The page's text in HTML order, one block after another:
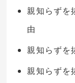
親知らずを
由
親知らずを
親知らずを